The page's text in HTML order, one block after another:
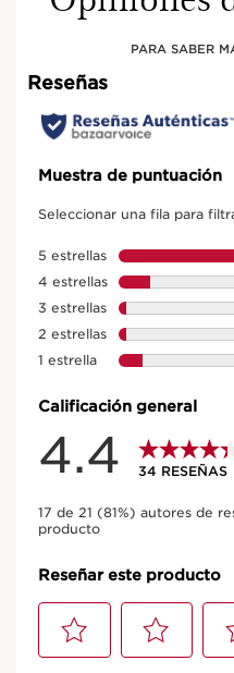
PARA SABER